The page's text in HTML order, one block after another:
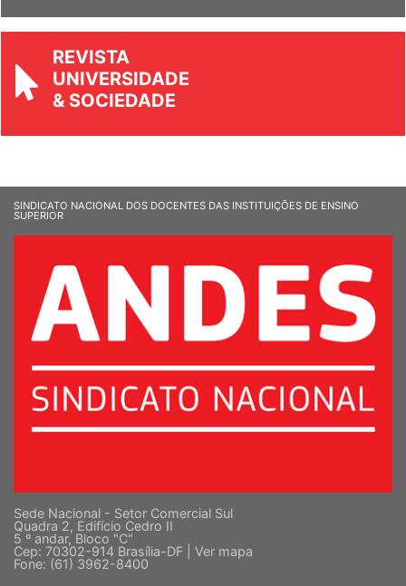
REVISTA
UNIVERSIDADE
& SOCIEDADE
SINDICATO NACIONAL DOS DOCENTES DAS INSTITUIÇÕES DE ENSINO
SUPERIOR
Sede Nacional - Setor Comercial Sul
Quadra 2, Edifício Cedro II
5 º andar, Bloco "C"
Cep: 70302-914 Brasília-DF | Ver mapa
Fone: (61) 3962-8400